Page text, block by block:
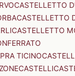
CASTELLETTO
CASTELLETTO
CASTELLETTO
TICINO
CASTELLI